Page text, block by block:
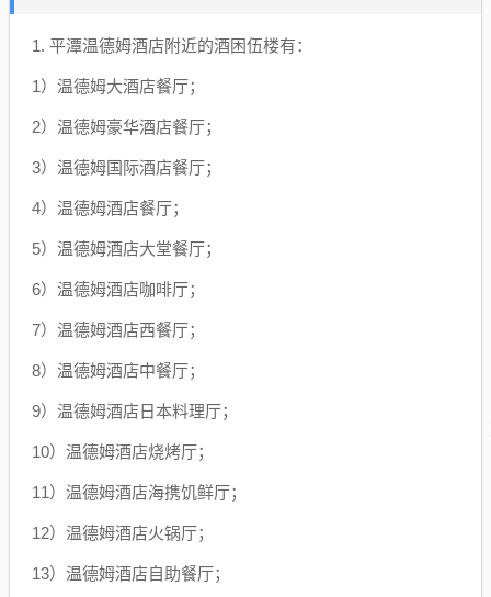
1. 平潭温德姆酒店附近的酒困伍楼有：
1）温德姆大酒店餐厅；
2）温德姆豪华酒店餐厅；
3）温德姆国际酒店餐厅；
4）温德姆酒店餐厅；
5）温德姆酒店大堂餐厅；
6）温德姆酒店咖啡厅；
7）温德姆酒店西餐厅；
8）温德姆酒店中餐厅；
9）温德姆酒店日本料理厅；
10）温德姆酒店烧烤厅；
11）温德姆酒店海携饥鲜厅；
12）温德姆酒店火锅厅；
13）温德姆酒店自助餐厅；